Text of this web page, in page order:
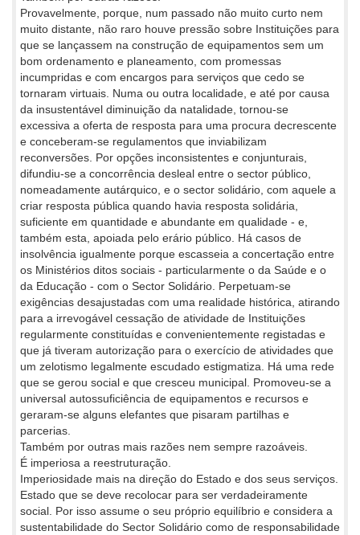
Provavelmente, porque, num passado não muito curto nem
muito distante, não raro houve pressão sobre Instituições para
que se lançassem na construção de equipamentos sem um
bom ordenamento e planeamento, com promessas
incumpridas e com encargos para serviços que cedo se
tornaram virtuais. Numa ou outra localidade, e até por causa
da insustentável diminuição da natalidade, tornou-se
excessiva a oferta de resposta para uma procura decrescente
e conceberam-se regulamentos que inviabilizam
reconversões. Por opções inconsistentes e conjunturais,
difundiu-se a concorrência desleal entre o sector público,
nomeadamente autárquico, e o sector solidário, com aquele a
criar resposta pública quando havia resposta solidária,
suficiente em quantidade e abundante em qualidade - e,
também esta, apoiada pelo erário público. Há casos de
insolvência igualmente porque escasseia a concertação entre
os Ministérios ditos sociais - particularmente o da Saúde e o
da Educação - com o Sector Solidário. Perpetuam-se
exigências desajustadas com uma realidade histórica, atirando
para a irrevogável cessação de atividade de Instituições
regularmente constituídas e convenientemente registadas e
que já tiveram autorização para o exercício de atividades que
um zelotismo legalmente escudado estigmatiza. Há uma rede
que se gerou social e que cresceu municipal. Promoveu-se a
universal autossuficiência de equipamentos e recursos e
geraram-se alguns elefantes que pisaram partilhas e
parcerias.
Também por outras mais razões nem sempre razoáveis.
É imperiosa a reestruturação.
Imperiosidade mais na direção do Estado e dos seus serviços.
Estado que se deve recolocar para ser verdadeiramente
social. Por isso assume o seu próprio equilíbrio e considera a
sustentabilidade do Sector Solidário como de responsabilidade